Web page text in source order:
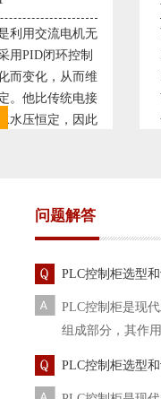
驱动装置/欧陆
/可编程序控制器
工控机及组态软件
由于其控制复杂性
装置，图为我公司
问题解答
PLC控制柜选型
PLC控制柜是现
组成部分，其作
PLC控制柜选型